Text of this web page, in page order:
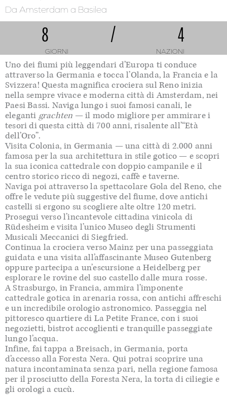
Da Amsterdam a Basilea
8 / 4
GIORNI NAZIONI
Uno dei fiumi più leggendari d’Europa ti conduce
attraverso la Germania e tocca l’Olanda, la Francia e la
Svizzera! Questa magnifica crociera sul Reno inizia
nella sempre vivace e moderna città di Amsterdam, nei
Paesi Bassi. Naviga lungo i suoi famosi canali, le
eleganti grachten — il modo migliore per ammirare i
tesori di questa città di 700 anni, risalente all’“Età
dell’Oro”.
Visita Colonia, in Germania — una città di 2.000 anni
famosa per la sua architettura in stile gotico — e scopri
la sua iconica cattedrale con doppio campanile e il
centro storico ricco di negozi, caffè e taverne.
Naviga poi attraverso la spettacolare Gola del Reno, che
offre le vedute più suggestive del fiume, dove antichi
castelli si ergono su scogliere alte oltre 120 metri.
Prosegui verso l’incantevole cittadina vinicola di
Rüdesheim e visita l’unico Museo degli Strumenti
Musicali Meccanici di Siegfried.
Continua la crociera verso Mainz per una passeggiata
guidata e una visita all’affascinante Museo Gutenberg
oppure partecipa a un’escursione a Heidelberg per
esplorare le rovine del suo castello dalle mura rosse.
A Strasburgo, in Francia, ammira l’imponente
cattedrale gotica in arenaria rossa, con antichi affreschi
e un incredibile orologio astronomico. Passeggia nel
pittoresco quartiere di La Petite France, con i suoi
negozietti, bistrot accoglienti e tranquille passeggiate
lungo l’acqua.
Infine, fai tappa a Breisach, in Germania, porta
d’accesso alla Foresta Nera. Qui potrai scoprire una
natura incontaminata senza pari, nella regione famosa
per il prosciutto della Foresta Nera, la torta di ciliegie e
gli orologi a cucù.